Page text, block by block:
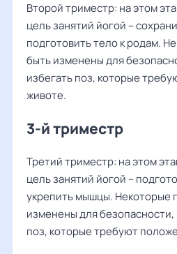
Второй триместр: на этом
цель занятий йогой –
подготовить тело к родам.
быть изменены для
избегать поз, которые
животе.
3-й триместр
Третий триместр: на этом
цель занятий йогой –
укрепить мышцы. Некоторые
изменены для
поз, которые требуют